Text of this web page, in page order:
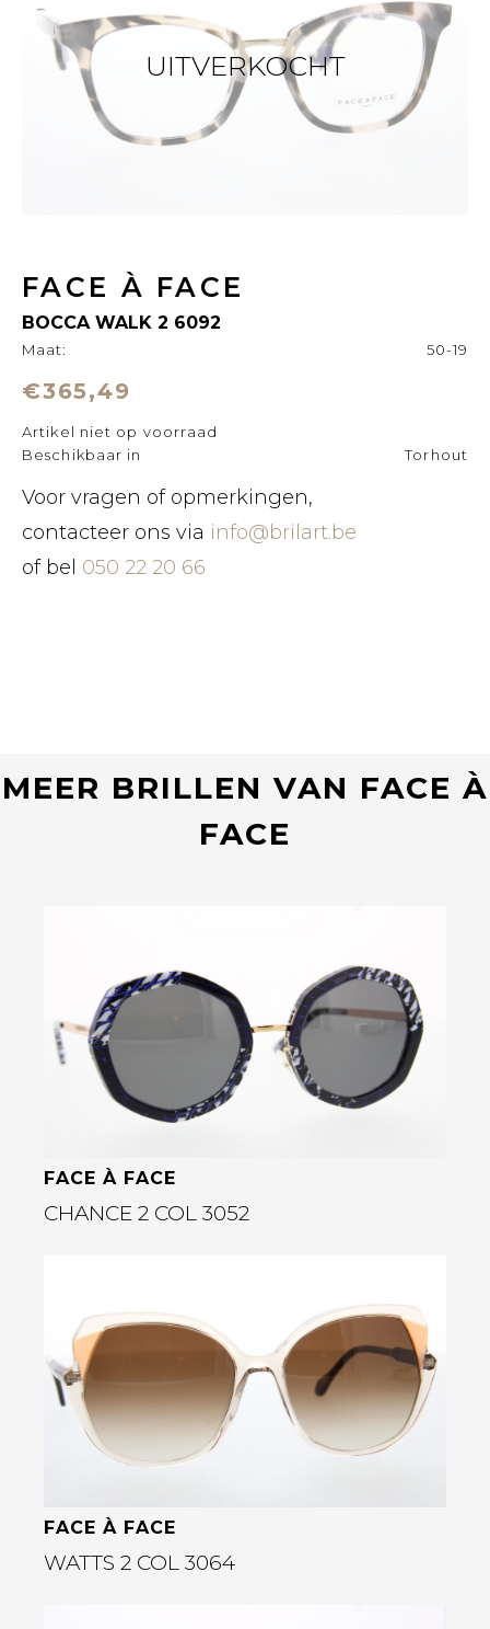
UITVERKOCHT
FACE À FACE
BOCCA WALK 2 6092
Maat: 50-19
€365,49
Artikel niet op voorraad
Beschikbaar in
Torhout
Voor vragen of opmerkingen,
contacteer ons via info@brilart.be
of bel 050 22 20 66
MEER BRILLEN VAN FACE À
FACE
FACE À FACE
CHANCE 2 COL 3052
Bekijk deze bril
FACE À FACE
WATTS 2 COL 3064